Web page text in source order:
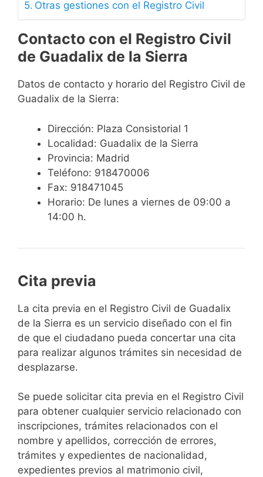
Otras gestiones con el Registro Civil
Contacto con el Registro Civil
de Guadalix de la Sierra
Datos de contacto y horario del Registro Civil de
Guadalix de la Sierra:
Dirección: Plaza Consistorial 1
Localidad: Guadalix de la Sierra
Provincia: Madrid
Teléfono: 918470006
Fax: 918471045
Horario: De lunes a viernes de 09:00 a
14:00 h.
Cita previa
​​​​​​​​​​​​​​​​​​​​​​​​​​​​La cita previa en el Registro Civil de Guadalix
de la Sierra es un servicio diseñado con el fin
de que el ciudadano pueda concertar una cita
para realizar algunos trámites sin necesidad de
desplazarse.​
Se puede solicitar cita previa en el Registro Civil
para obtener cualquier servicio relacionado con
inscripciones, trámites relacionados con el
nombre y apellidos, corrección de errores,
trámites y expedientes de nacionalidad,
expedientes previos al matrimonio civil,